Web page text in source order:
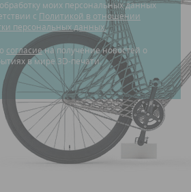
моих персональных данных
с Политикой в отношении
персональных данных.
согласиена получение новостей о
в мире 3D-печати.